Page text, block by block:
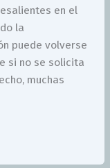
en el
la
puede volverse
si no se solicita
muchas